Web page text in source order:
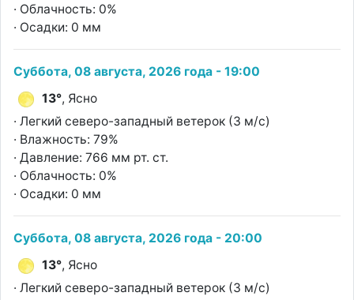
· Облачность: 0%
· Осадки: 0 мм
Суббота, 08 августа, 2026 года - 19:00
13°, Ясно
· Легкий северо-западный ветерок (3 м/с)
· Влажность: 79%
· Давление: 766 мм рт. ст.
· Облачность: 0%
· Осадки: 0 мм
Суббота, 08 августа, 2026 года - 20:00
13°, Ясно
· Легкий северо-западный ветерок (3 м/с)